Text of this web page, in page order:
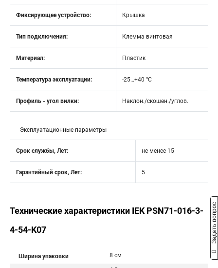
Фиксирующее устройство: Крышка
Тип подключения: Клемма винтовая
Материал: Пластик
Температура эксплуатации: -25…+40 °C
Профиль - угол вилки: Наклон./скошен./углов.
Эксплуатационные параметры
Срок службы, Лет: не менее 15
Гарантийный срок, Лет: 5
Технические характеристики IEK PSN71-016-3-
4-54-K07
Ширина упаковки 8 см
Задать вопрос